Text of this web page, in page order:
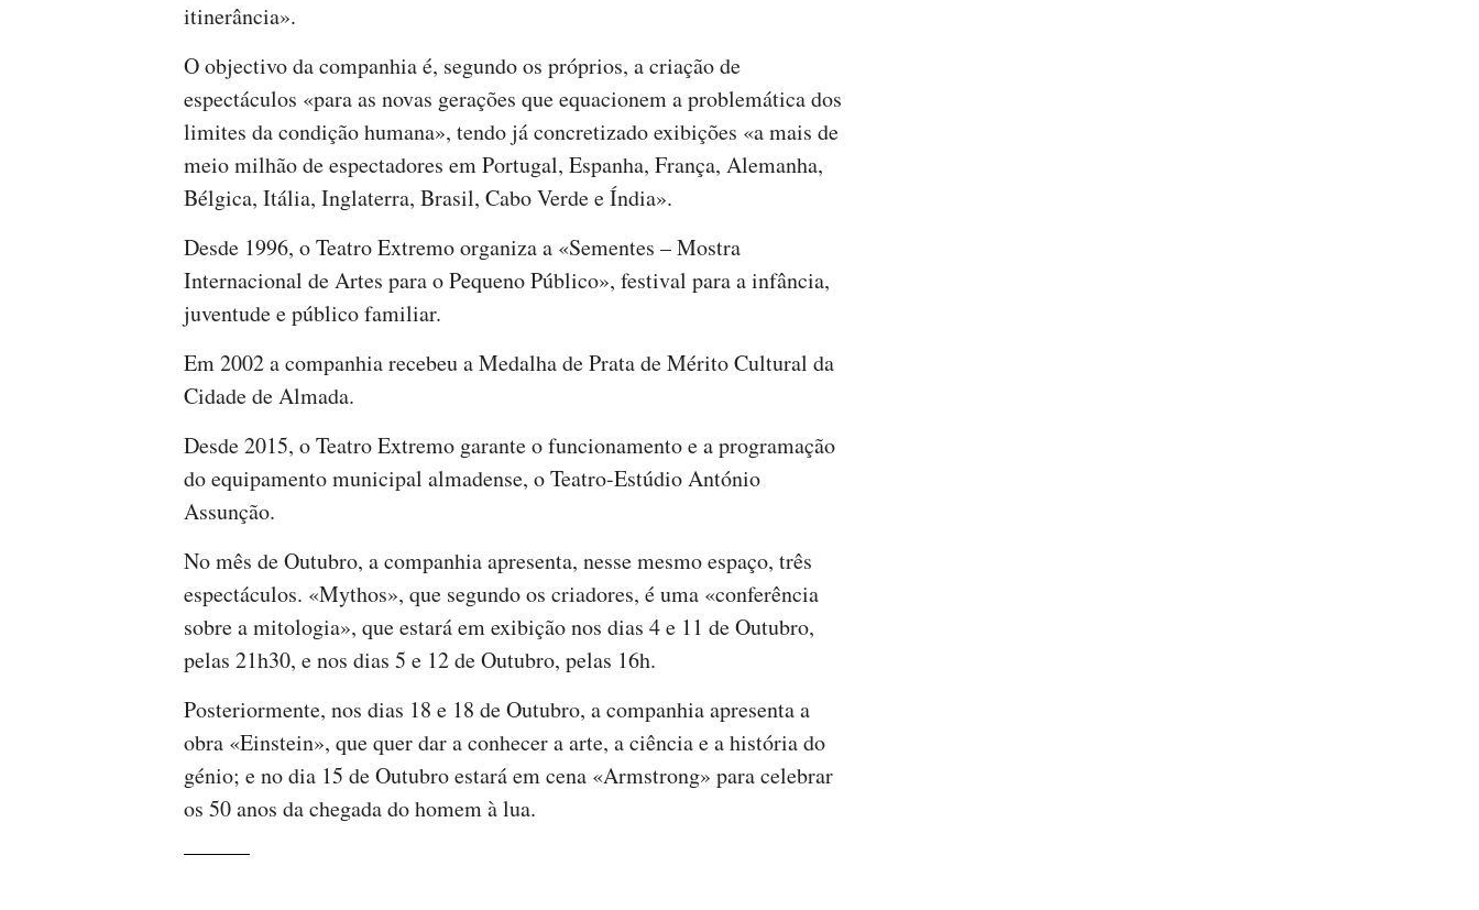
itinerância».
O objectivo da companhia é, segundo os próprios, a criação de
espectáculos «para as novas gerações que equacionem a problemática dos
limites da condição humana», tendo já concretizado exibições «a mais de
meio milhão de espectadores em Portugal, Espanha, França, Alemanha,
Bélgica, Itália, Inglaterra, Brasil, Cabo Verde e Índia».
Desde 1996, o Teatro Extremo organiza a «Sementes – Mostra
Internacional de Artes para o Pequeno Público», festival para a infância,
juventude e público familiar.
Em 2002 a companhia recebeu a Medalha de Prata de Mérito Cultural da
Cidade de Almada.
Desde 2015, o Teatro Extremo garante o funcionamento e a programação
do equipamento municipal almadense, o Teatro-Estúdio António
Assunção.
No mês de Outubro, a companhia apresenta, nesse mesmo espaço, três
espectáculos. «Mythos», que segundo os criadores, é uma «conferência
sobre a mitologia», que estará em exibição nos dias 4 e 11 de Outubro,
pelas 21h30, e nos dias 5 e 12 de Outubro, pelas 16h.
Posteriormente, nos dias 18 e 18 de Outubro, a companhia apresenta a
obra «Einstein», que quer dar a conhecer a arte, a ciência e a história do
génio; e no dia 15 de Outubro estará em cena «Armstrong» para celebrar
os 50 anos da chegada do homem à lua.